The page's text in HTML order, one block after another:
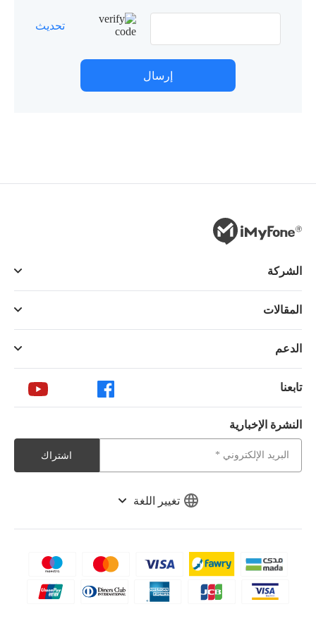
تحديث
إرسال
تغيير اللغة
الشركة
المقالات
الدعم
تابعنا
النشرة الإخبارية
اشتراك